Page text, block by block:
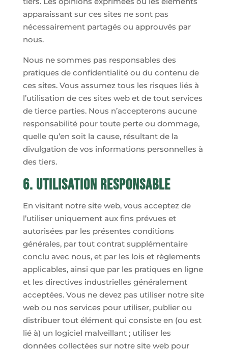
apparaissant sur ces sites ne sont pas
nécessairement partagés ou approuvés par
nous.
Nous ne sommes pas responsables des
pratiques de confidentialité ou du contenu de
ces sites. Vous assumez tous les risques liés à
l’utilisation de ces sites web et de tout services
de tierce parties. Nous n’accepterons aucune
responsabilité pour toute perte ou dommage,
quelle qu’en soit la cause, résultant de la
divulgation de vos informations personnelles à
des tiers.
6. Utilisation responsable
En visitant notre site web, vous acceptez de
l’utiliser uniquement aux fins prévues et
autorisées par les présentes conditions
générales, par tout contrat supplémentaire
conclu avec nous, et par les lois et règlements
applicables, ainsi que par les pratiques en ligne
et les directives industrielles généralement
acceptées. Vous ne devez pas utiliser notre site
web ou nos services pour utiliser, publier ou
distribuer tout élément qui consiste en (ou est
lié à) un logiciel malveillant ; utiliser les
données collectées sur notre site web pour